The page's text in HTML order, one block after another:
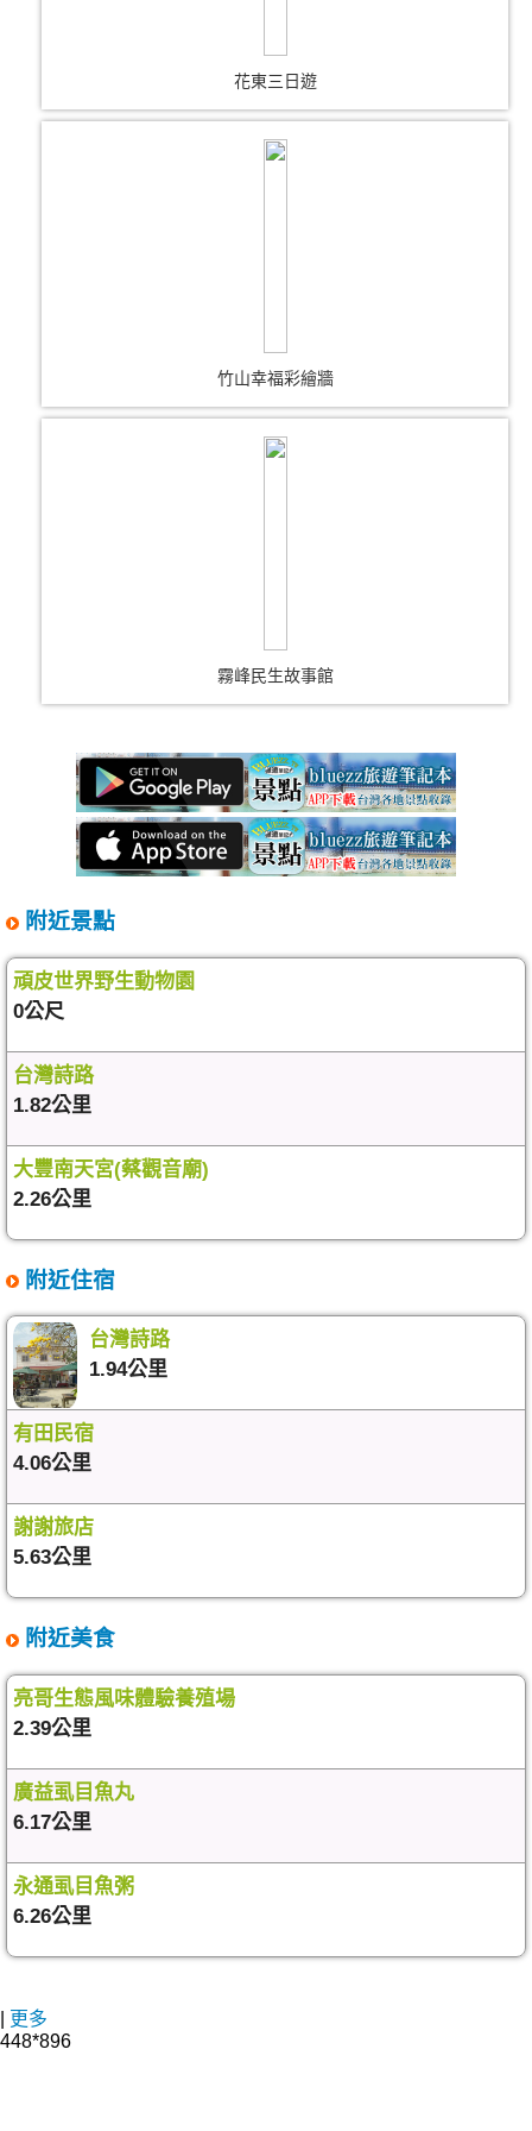
花東三日遊
竹山幸福彩繪牆
霧峰民生故事館
附近景點
頑皮世界野生動物園
0公尺
台灣詩路
1.82公里
大豐南天宮(蔡觀音廟)
2.26公里
附近住宿
台灣詩路
1.94公里
有田民宿
4.06公里
謝謝旅店
5.63公里
附近美食
亮哥生態風味體驗養殖場
2.39公里
廣益虱目魚丸
6.17公里
永通虱目魚粥
6.26公里
更多
448*896